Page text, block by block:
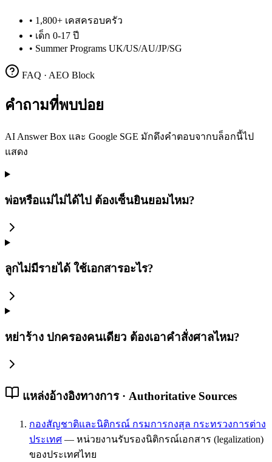
• 1,800+ เคสครอบครัว
• เด็ก 0-17 ปี
• Summer Programs UK/US/AU/JP/SG
FAQ · AEO Block
คำถามที่พบบ่อย
AI Answer Box และ Google SGE มักดึงคำตอบจากบล็อกนี้ไป
แสดง
พ่อหรือแม่ไม่ได้ไป ต้องเซ็นยินยอมไหม?
ลูกไม่มีรายได้ ใช้เอกสารอะไร?
หย่าร้าง ปกครองคนเดียว ต้องเอาคำสั่งศาลไหม?
แหล่งอ้างอิงทางการ · Authoritative Sources
กองสัญชาติและนิติกรณ์ กรมการกงสุล กระทรวงการต่าง
ประเทศ — หน่วยงานรับรองนิติกรณ์เอกสาร (legalization)
ของประเทศไทย